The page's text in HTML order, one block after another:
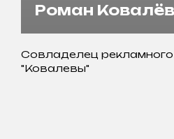
Роман Ковалёв
Совладелец рекламного
"Ковалевы"